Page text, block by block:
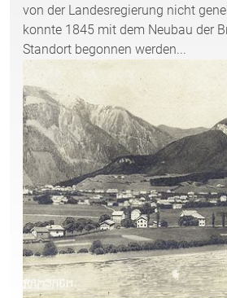
von der Landesregierung nicht
konnte 1845 mit dem Neubau der
Standort begonnen werden...